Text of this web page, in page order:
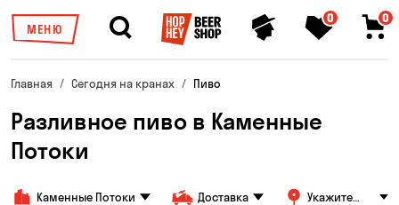
МЕНЮ
0 0
Главная Сегодня на кранах Пиво
Разливное пиво в Каменные
Потоки
Каменные Потоки Доставка
Укажите